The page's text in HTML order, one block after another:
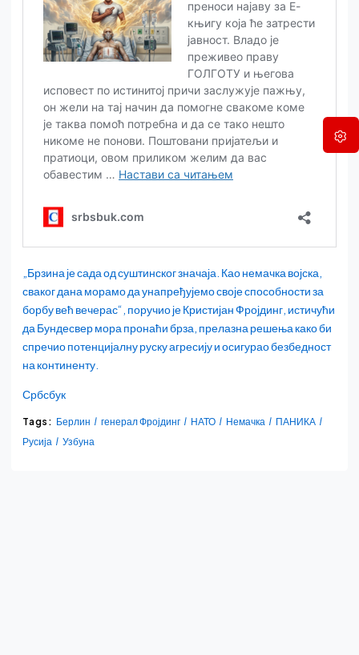
„Брзина је сада од суштинског значаја. Као немачка војска,
сваког дана морамо да унапређујемо своје способности за
борбу већ вечерас“, поручио је Кристијан Фројдинг, истичући
да Бундесвер мора пронаћи брза, прелазна решења како би
спречио потенцијалну руску агресију и осигурао безбедност
на континенту.
Србсбук
Tags: Берлин генерал Фројдинг НАТО Немачка
ПАНИКА
Русија
Узбуна